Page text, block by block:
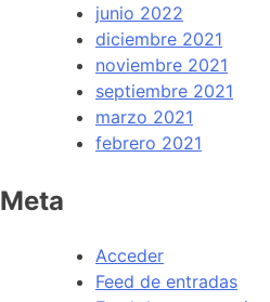
junio 2022
diciembre 2021
noviembre 2021
septiembre 2021
marzo 2021
febrero 2021
Meta
Acceder
Feed de entradas